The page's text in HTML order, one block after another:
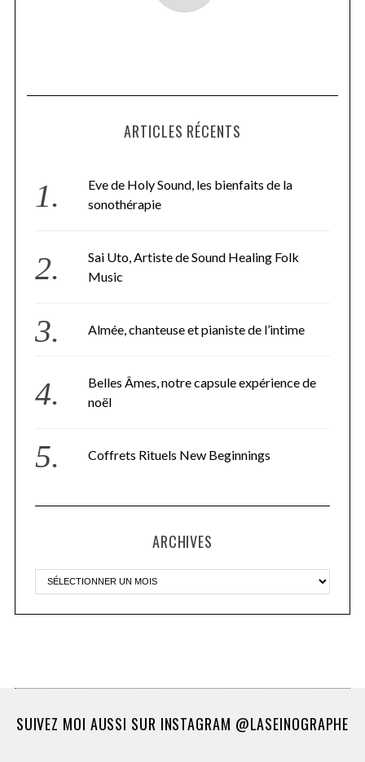
ARTICLES RÉCENTS
Eve de Holy Sound, les bienfaits de la
sonothérapie
Sai Uto, Artiste de Sound Healing Folk
Music
Almée, chanteuse et pianiste de l’intime
Belles Âmes, notre capsule expérience de
noël
Coffrets Rituels New Beginnings
ARCHIVES
SUIVEZ MOI AUSSI SUR INSTAGRAM @LASEINOGRAPHE